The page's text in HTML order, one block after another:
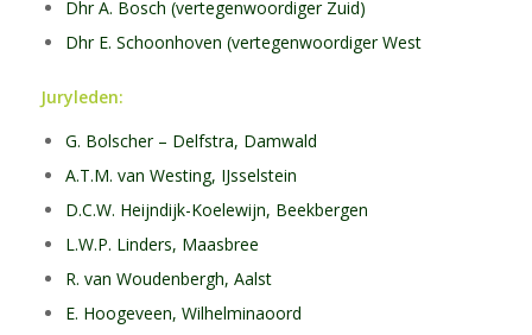
Dhr A. Bosch (vertegenwoordiger Zuid)
Dhr E. Schoonhoven (vertegenwoordiger West
Juryleden:
G. Bolscher – Delfstra, Damwald
A.T.M. van Westing, IJsselstein
D.C.W. Heijndijk-Koelewijn, Beekbergen
L.W.P. Linders, Maasbree
R. van Woudenbergh, Aalst
E. Hoogeveen, Wilhelminaoord